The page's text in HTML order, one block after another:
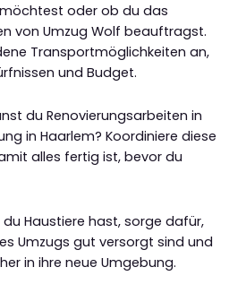
oder ob du das
von Umzug Wolf beauftragst.
Transportmöglichkeiten an,
und Budget.
du Renovierungsarbeiten in
in Haarlem? Koordiniere diese
alles fertig ist, bevor du
du Haustiere hast, sorge dafür,
Umzugs gut versorgt sind und
in ihre neue Umgebung.